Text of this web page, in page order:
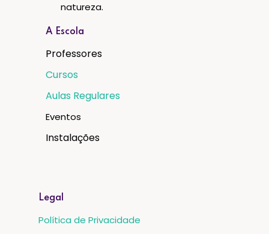
natureza.
A Escola
Professores
Cursos
Aulas Regulares
Eventos
Instalações
Legal
Política de Privacidade